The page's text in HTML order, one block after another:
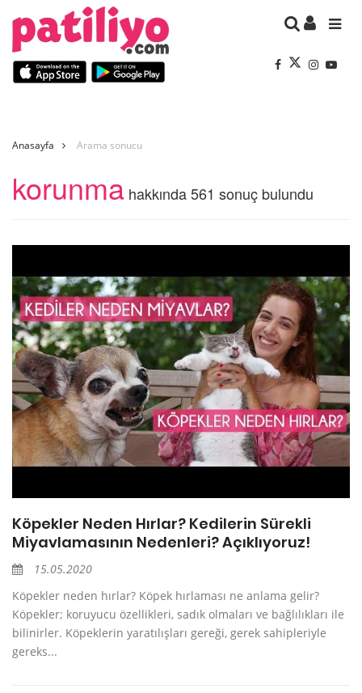
Anasayfa Arama sonucu
korunma hakkında 561 sonuç bulundu
Köpekler Neden Hırlar? Kedilerin Sürekli
Miyavlamasının Nedenleri? Açıklıyoruz!
15.05.2020
Köpekler neden hırlar? Köpek hırlaması ne anlama gelir?
Köpekler; koruyucu özellikleri, sadık olmaları ve bağlılıkları ile
bilinirler. Köpeklerin yaratılışları gereği, gerek sahipleriyle
gereks...